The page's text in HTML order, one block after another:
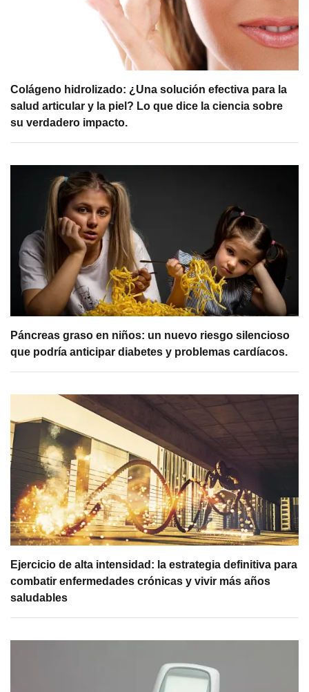
Colágeno hidrolizado: ¿Una solución efectiva para la
salud articular y la piel? Lo que dice la ciencia sobre
su verdadero impacto.
Páncreas graso en niños: un nuevo riesgo silencioso
que podría anticipar diabetes y problemas cardíacos.
Ejercicio de alta intensidad: la estrategia definitiva para
combatir enfermedades crónicas y vivir más años
saludables